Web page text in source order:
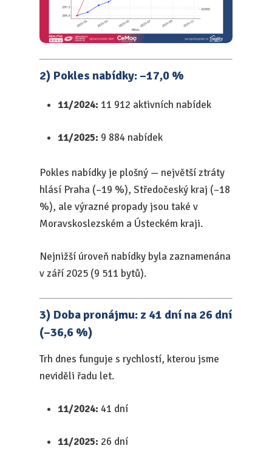
2) Pokles nabídky: –17,0 %
11/2024: 11 912 aktivních nabídek
11/2025: 9 884 nabídek
Pokles nabídky je plošný — největší ztráty
hlásí Praha (–19 %), Středočeský kraj (–18
%), ale výrazné propady jsou také v
Moravskoslezském a Ústeckém kraji.
Nejnižší úroveň nabídky byla zaznamenána
v září 2025 (9 511 bytů).
3) Doba pronájmu: z 41 dní na 26 dní
(–36,6 %)
Trh dnes funguje s rychlostí, kterou jsme
neviděli řadu let.
11/2024: 41 dní
11/2025: 26 dní